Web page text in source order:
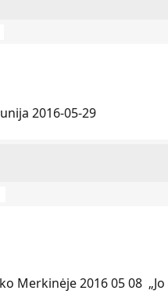
2016-05-29
Merkinėje 2016 05 08